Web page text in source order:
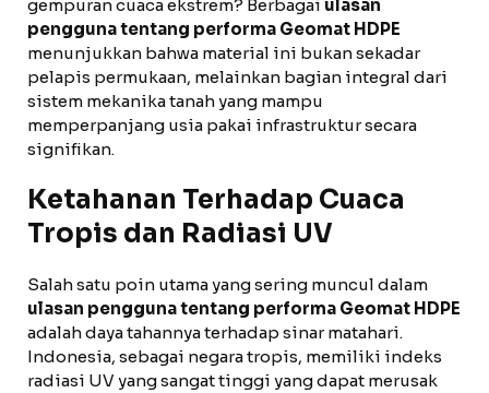
gempuran cuaca ekstrem? Berbagai ulasan
pengguna tentang performa Geomat HDPE
menunjukkan bahwa material ini bukan sekadar
pelapis permukaan, melainkan bagian integral dari
sistem mekanika tanah yang mampu
memperpanjang usia pakai infrastruktur secara
signifikan.
Ketahanan Terhadap Cuaca
Tropis dan Radiasi UV
Salah satu poin utama yang sering muncul dalam
ulasan pengguna tentang performa Geomat HDPE
adalah daya tahannya terhadap sinar matahari.
Indonesia, sebagai negara tropis, memiliki indeks
radiasi UV yang sangat tinggi yang dapat merusak